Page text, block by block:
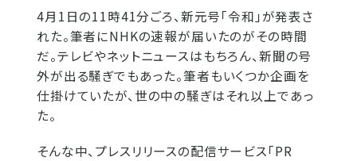
4月1日の11時41分ごろ、新元号「令和」が発表さ
れた。筆者にNHKの速報が届いたのがその時間
だ。テレビやネットニュースはもちろん、新聞の号
外が出る騒ぎでもあった。筆者もいくつか企画を
仕掛けていたが、世の中の騒ぎはそれ以上であっ
た。
そんな中、プレスリリースの配信サービス「PR